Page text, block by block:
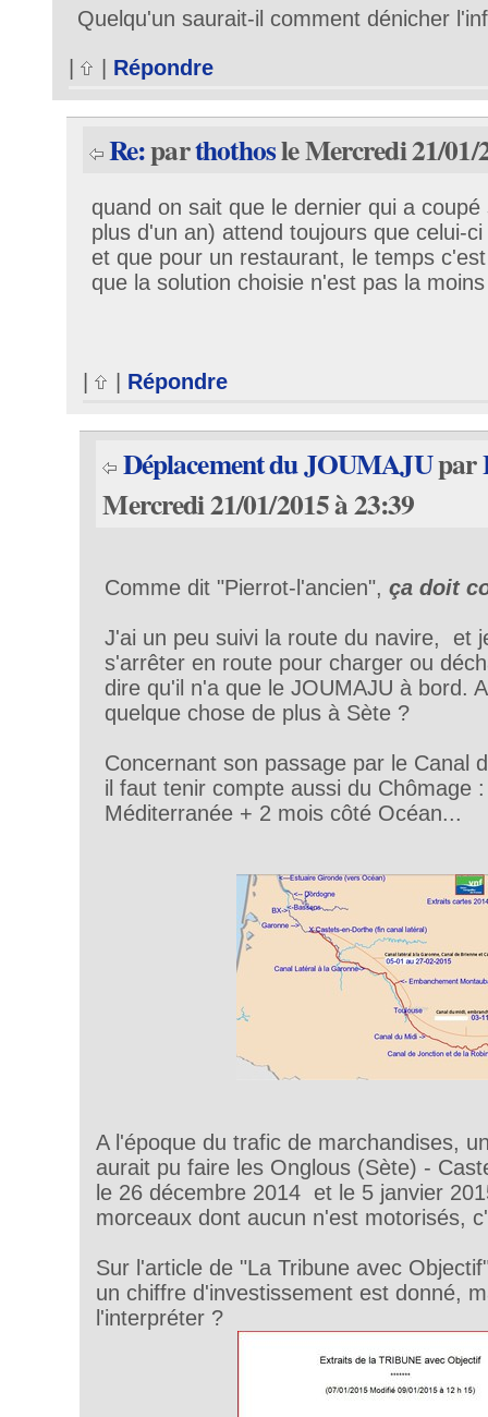
Quelqu'un saurait-il comment dénicher
| | Répondre
Re:parthothosle Mercredi 21/01/
quand on sait que le dernier qui a
plus d'un an) attend toujours que celui-
et que pour un restaurant, le temps
que la solution choisie n'est pas la
Répondre
Déplacement du JOUMAJUpar
Mercredi 21/01/2015 à 23:39
Comme dit "Pierrot-l'ancien",ça doit
J'ai un peu suivi la route du navire, et
s'arrêter en route pour charger ou
dire qu'il n'a que le JOUMAJU à bord.
quelque chose de plus à Sète ?
Concernant son passage par le Canal
il faut tenir compte aussi du Chômage
Méditerranée + 2 mois côté Océan...
A l'époque du trafic de marchandises,
aurait pu faire les Onglous (Sète) -
le 26 décembre 2014 et le 5 janvier
morceaux dont aucun n'est motorisés,
Sur l'article de "La Tribune avec
un chiffre d'investissement est donné,
l'interpréter ?